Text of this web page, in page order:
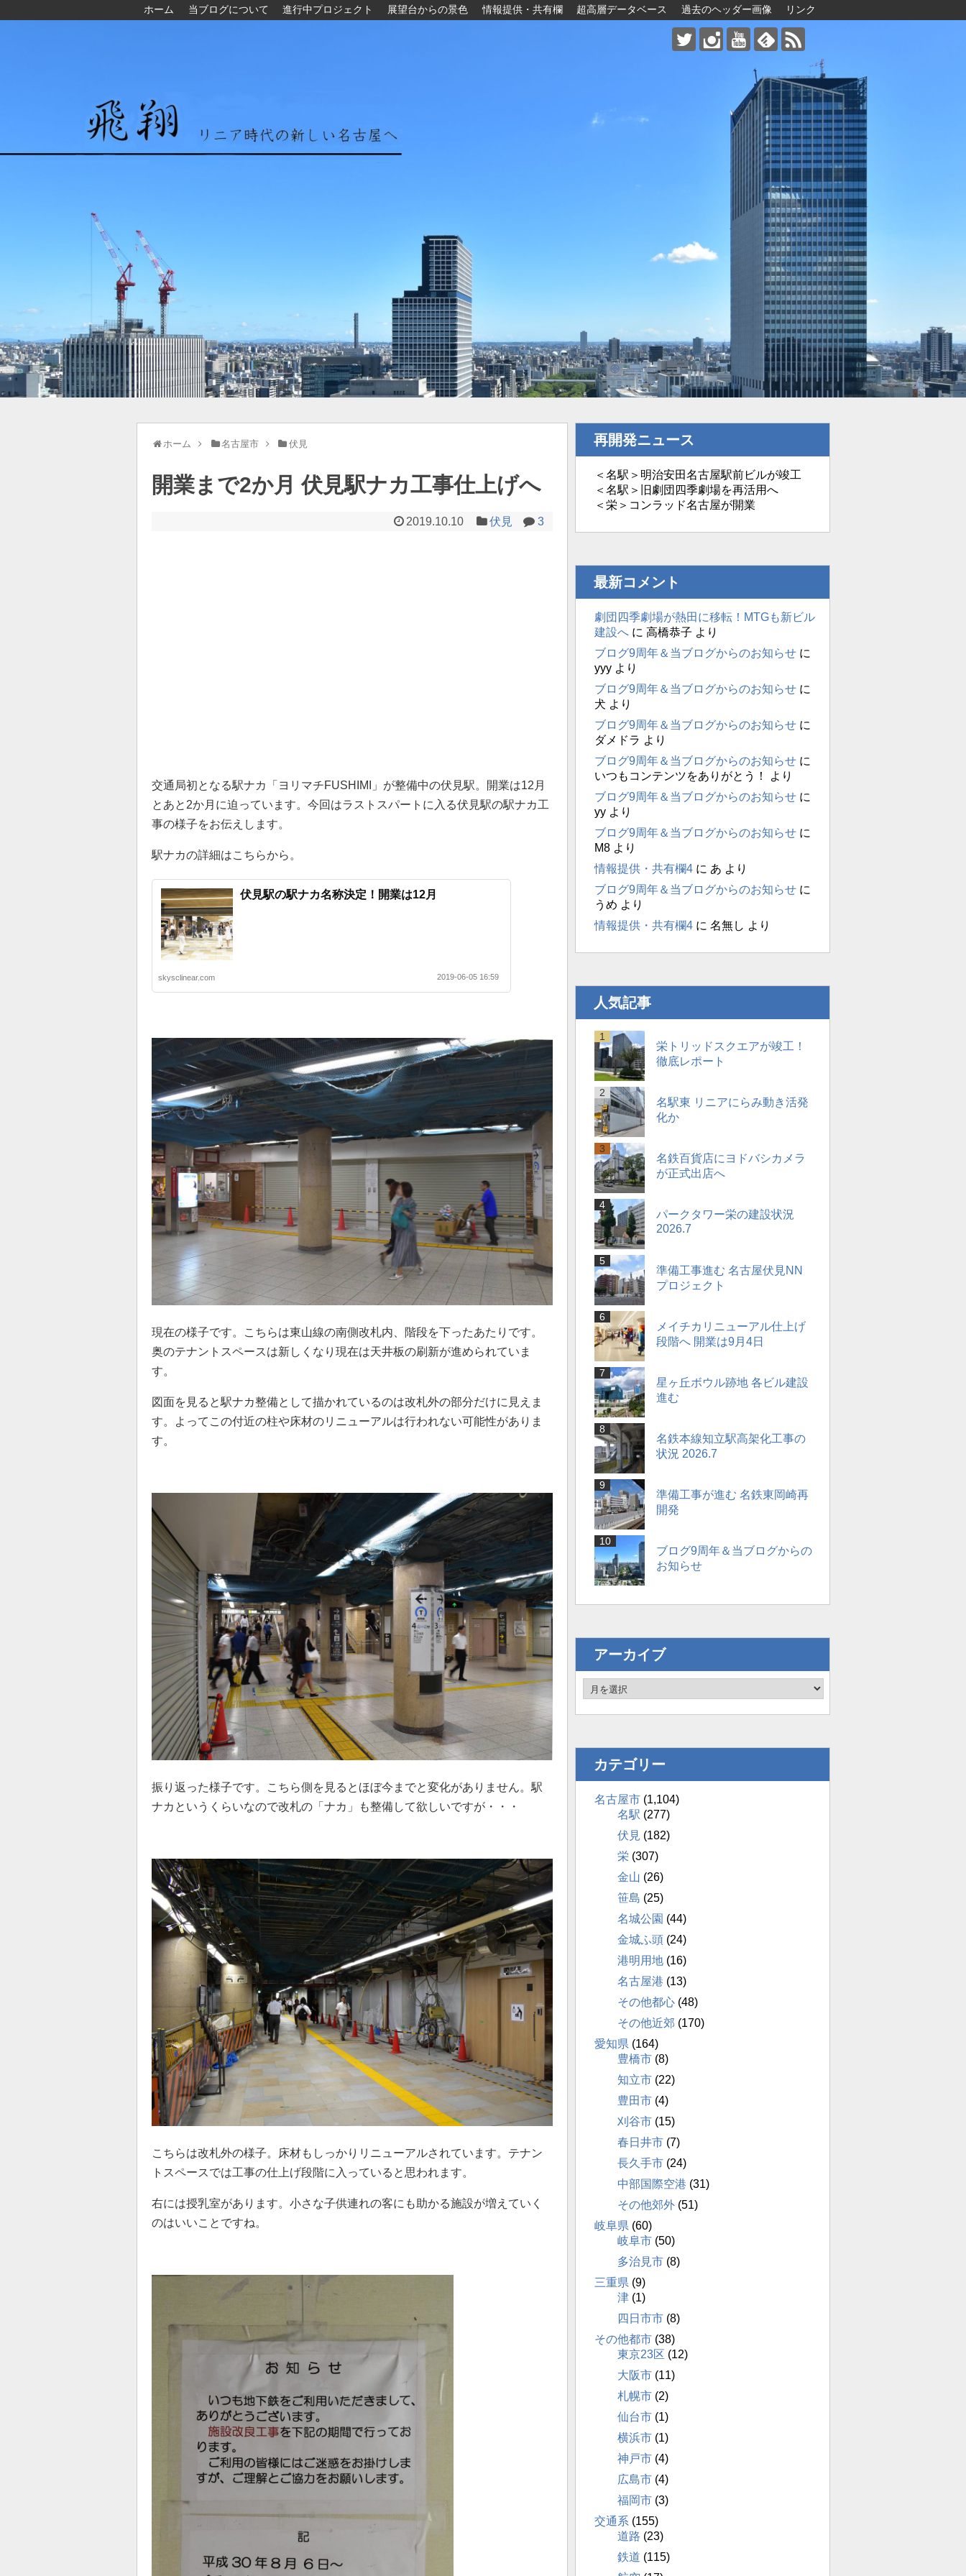
ホーム 当ブログについて 進行中プロジェクト 展望台からの景色 情報提供・共有欄 超高層データベース 過去のヘッダー画像 リンク
ホーム 名古屋市 伏見
開業まで2か月 伏見駅ナカ工事仕上げへ
2019.10.10 伏見 3
交通局初となる駅ナカ「ヨリマチFUSHIMI」が整備中の伏見駅。開業は12月
とあと2か月に迫っています。今回はラストスパートに入る伏見駅の駅ナカ工
事の様子をお伝えします。
駅ナカの詳細はこちらから。
伏見駅の駅ナカ名称決定！開業は12月
skysclinear.com 2019-06-05 16:59
現在の様子です。こちらは東山線の南側改札内、階段を下ったあたりです。
奥のテナントスペースは新しくなり現在は天井板の刷新が進められていま
す。
図面を見ると駅ナカ整備として描かれているのは改札外の部分だけに見えま
す。よってこの付近の柱や床材のリニューアルは行われない可能性がありま
す。
振り返った様子です。こちら側を見るとほぼ今までと変化がありません。駅
ナカというくらいなので改札の「ナカ」も整備して欲しいですが・・・
こちらは改札外の様子。床材もしっかりリニューアルされています。テナン
トスペースでは工事の仕上げ段階に入っていると思われます。
右には授乳室があります。小さな子供連れの客にも助かる施設が増えていく
のはいいことですね。
再開発ニュース
＜名駅＞明治安田名古屋駅前ビルが竣工
＜名駅＞旧劇団四季劇場を再活用へ
＜栄＞コンラッド名古屋が開業
最新コメント
劇団四季劇場が熱田に移転！MTGも新ビル
建設へに 高橋恭子 より
ブログ9周年＆当ブログからのお知らせに
yyyより
ブログ9周年＆当ブログからのお知らせに
犬 より
ブログ9周年＆当ブログからのお知らせに
ダメドラ より
ブログ9周年＆当ブログからのお知らせに
いつもコンテンツをありがとう！
より
ブログ9周年＆当ブログからのお知らせに
yyより
ブログ9周年＆当ブログからのお知らせに
M8より
情報提供・共有欄4に あ より
ブログ9周年＆当ブログからのお知らせに
うめ より
情報提供・共有欄4に 名無し より
人気記事
栄トリッドスクエアが竣工！
徹底レポート
名駅東 リニアにらみ動き活発
化か
名鉄百貨店にヨドバシカメラ
が正式出店へ
パークタワー栄の建設状況
2026.7
準備工事進む 名古屋伏見NN
プロジェクト
メイチカリニューアル仕上げ
段階へ 開業は9月4日
星ヶ丘ボウル跡地 各ビル建設
進む
名鉄本線知立駅高架化工事の
状況 2026.7
準備工事が進む 名鉄東岡崎再
開発
ブログ9周年＆当ブログからの
お知らせ
アーカイブ
カテゴリー
名古屋市(1,104)
名駅 (277)
伏見 (182)
栄 (307)
金山 (26)
笹島 (25)
名城公園 (44)
金城ふ頭(24)
港明用地(16)
名古屋港 (13)
その他都心(48)
その他近郊 (170)
愛知県 (164)
豊橋市(8)
知立市(22)
豊田市(4)
刈谷市(15)
春日井市(7)
長久手市(24)
中部国際空港 (31)
その他郊外(51)
岐阜県 (60)
岐阜市(50)
多治見市(8)
三重県 (9)
津(1)
四日市市(8)
その他都市(38)
東京23区 (12)
大阪市(11)
札幌市(2)
仙台市(1)
横浜市(1)
神戸市(4)
広島市(4)
福岡市(3)
交通系 (155)
道路 (23)
鉄道 (115)